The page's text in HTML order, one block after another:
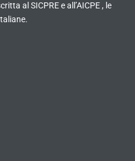
al SICPRE e all’AICPE , le